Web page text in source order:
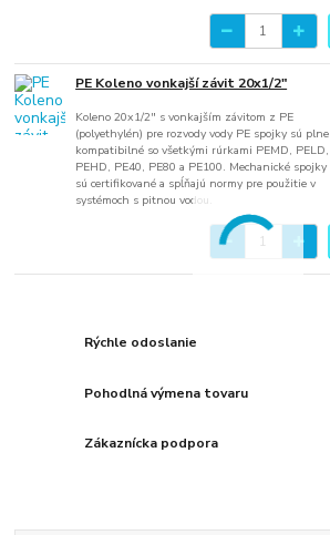
PE Koleno vonkajší závit 20x1/2"
Koleno 20x1/2" s vonkajším závitom z PE
(polyethylén) pre rozvody vody PE spojky sú plne
kompatibilné so všetkými rúrkami PEMD, PELD,
PEHD, PE40, PE80 a PE100. Mechanické spojky
sú certifikované a spĺňajú normy pre použitie v
systémoch s pitnou vodou.
Rýchle odoslanie
Pohodlná výmena tovaru
Zákaznícka podpora